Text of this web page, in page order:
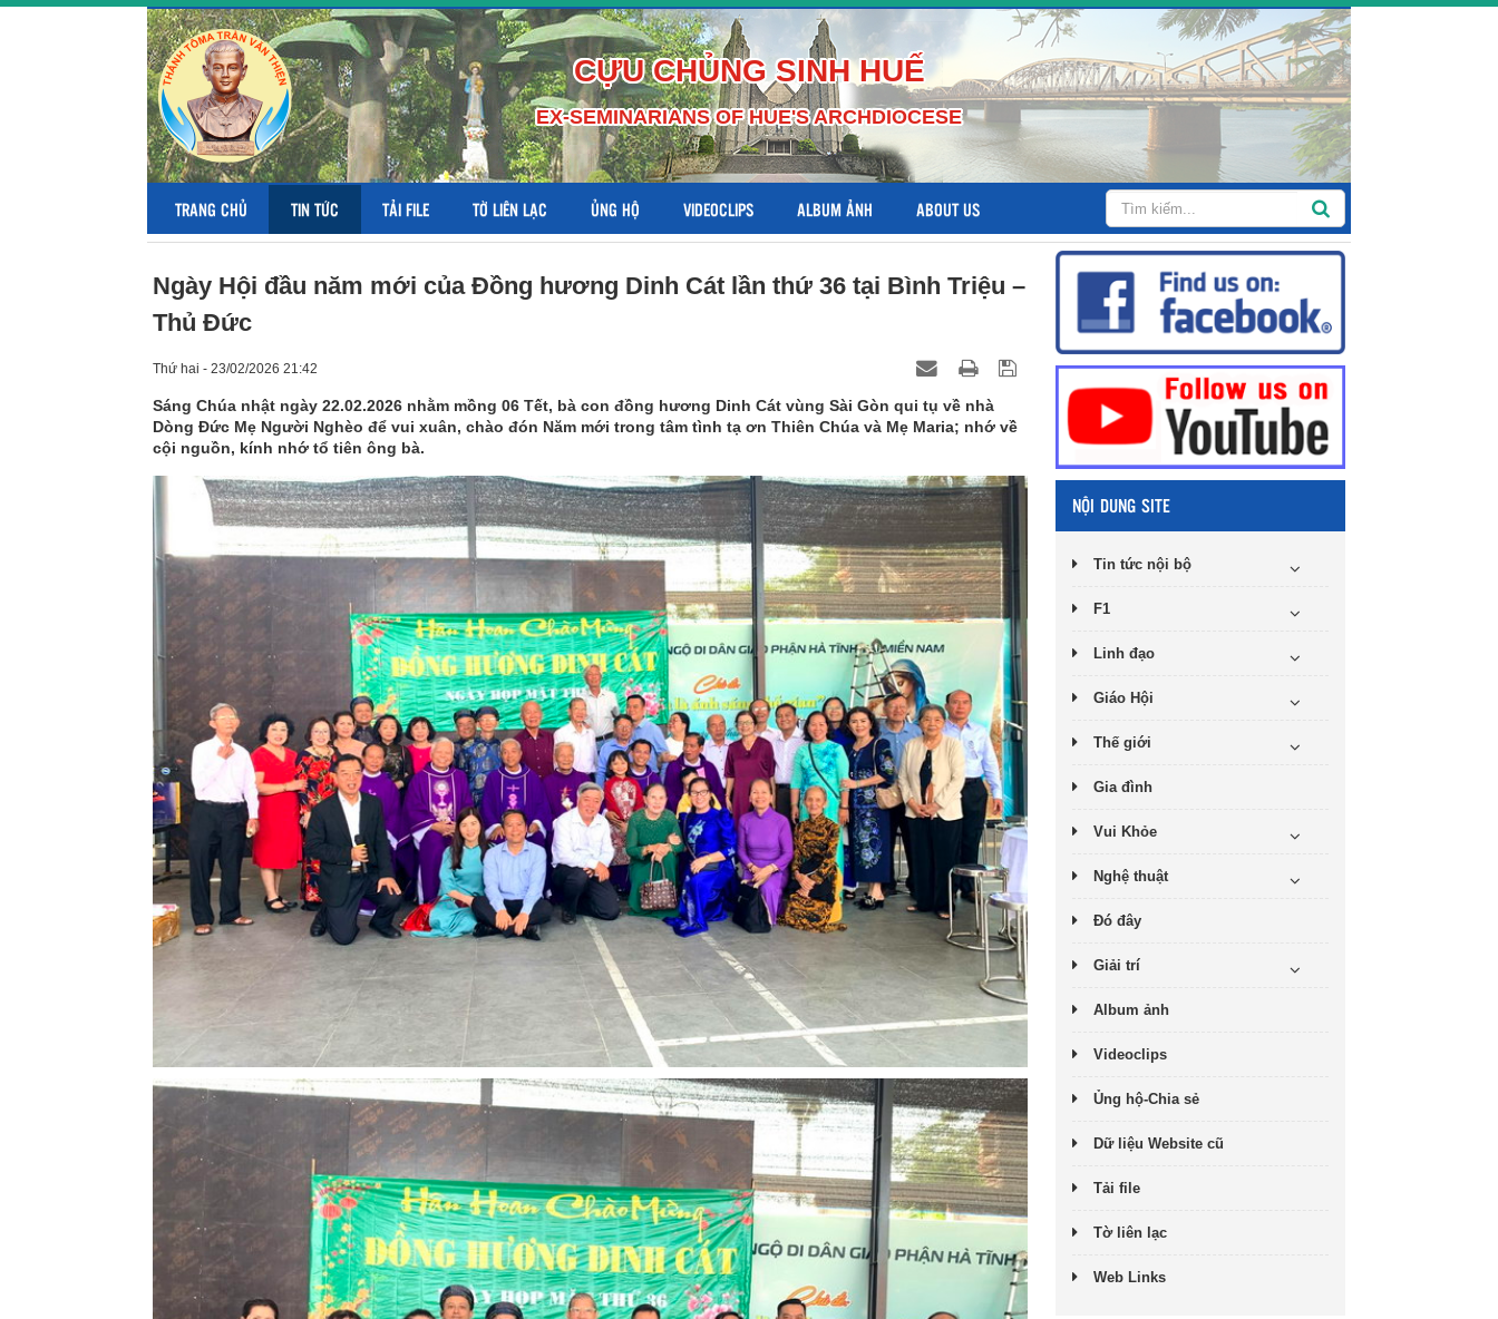
CỰU CHỦNG SINH HUẾ
EX-SEMINARIANS OF HUE'S ARCHDIOCESE
TRANG CHỦ TIN TỨC TẢI FILE TỜ LIÊN LẠC ỦNG HỘ VIDEOCLIPS ALBUM ẢNH ABOUT US
Ngày Hội đầu năm mới của Đồng hương Dinh Cát lần thứ 36 tại Bình Triệu –
Thủ Đức
Thứ hai - 23/02/2026 21:42
Sáng Chúa nhật ngày 22.02.2026 nhằm mồng 06 Tết, bà con đồng hương Dinh Cát vùng Sài Gòn qui tụ về nhà
Dòng Đức Mẹ Người Nghèo để vui xuân, chào đón Năm mới trong tâm tình tạ ơn Thiên Chúa và Mẹ Maria; nhớ về
cội nguồn, kính nhớ tổ tiên ông bà.
NỘI DUNG SITE
Tin tức nội bộ
F1
Linh đạo
Giáo Hội
Thế giới
Gia đình
Vui Khỏe
Nghệ thuật
Đó đây
Giải trí
Album ảnh
Videoclips
Ủng hộ-Chia sẻ
Dữ liệu Website cũ
Tải file
Tờ liên lạc
Web Links